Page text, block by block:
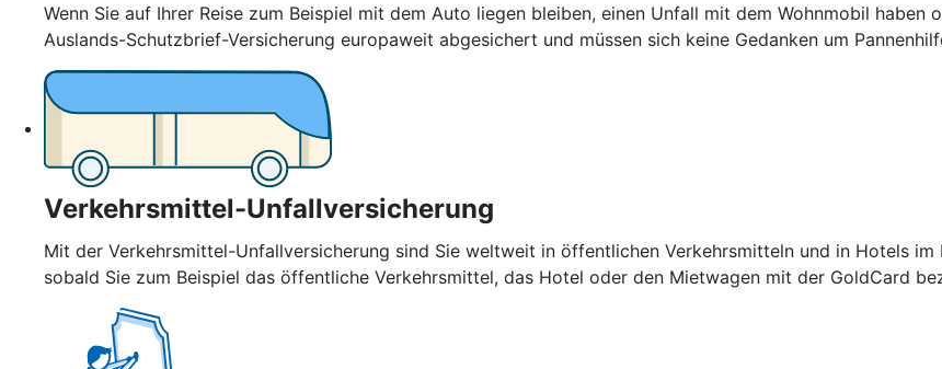
Wenn Sie auf Ihrer Reise zum Beispiel mit dem Auto liegen bleiben, einen Unfall mit dem Wohnmobil
Auslands-Schutzbrief-Versicherung europaweit abgesichert und müssen sich keine Gedanken um
Verkehrsmittel-Unfallversicherung
Mit der Verkehrsmittel-Unfallversicherung sind Sie weltweit in öffentlichen Verkehrsmitteln und in Hotels
sobald Sie zum Beispiel das öffentliche Verkehrsmittel, das Hotel oder den Mietwagen mit der GoldCard